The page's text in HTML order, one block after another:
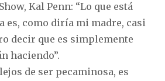
Kal Penn: “Lo que está
es, como diría mi madre, casi
decir que es simplemente
haciendo”.
de ser pecaminosa, es